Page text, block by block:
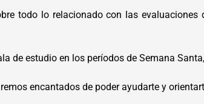
todo lo relacionado con las
de estudio en los períodos de Semana
encantados de poder ayudarte y